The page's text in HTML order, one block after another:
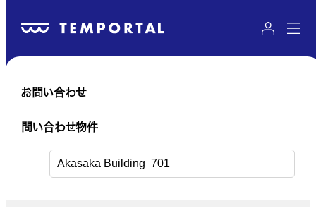
お問い合わせ
問い合わせ物件
問い合わせ物件